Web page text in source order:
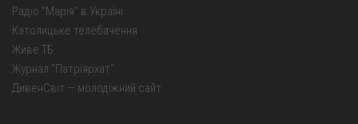
Радіо "Марія" в Україні
Католицьке телебачення
Живе ТБ
Журнал "Патріярхат"
ДивенСвіт — молодіжний сайт